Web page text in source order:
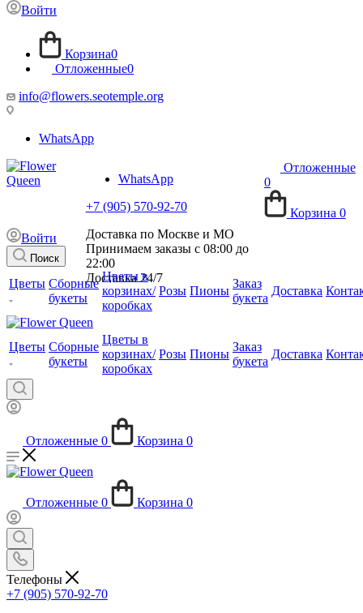
Войти
Корзина0
Отложенные0
info@flowers.seotemple.org
WhatsApp
WhatsApp
+7 (905) 570-92-70
Доставка по Москве и МО
Принимаем заказы с 08:00 до
22:00
Доставка 24/7
Отложенные
0
Корзина 0
Войти
Поиск
Цветы Сборные
букеты
Цветы в
корзинах/
коробках
Розы Пионы
Заказ
букета
Доставка
Цветы Сборные
букеты
Цветы в
корзинах/
коробках
Розы Пионы
Заказ
букета
Доставка
Отложенные 0 Корзина 0
Отложенные 0 Корзина 0
Телефоны
+7 (905) 570-92-70